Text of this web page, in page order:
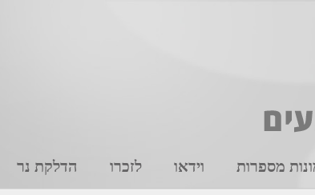
מספרות וידאו לזכרו הדלקת נר